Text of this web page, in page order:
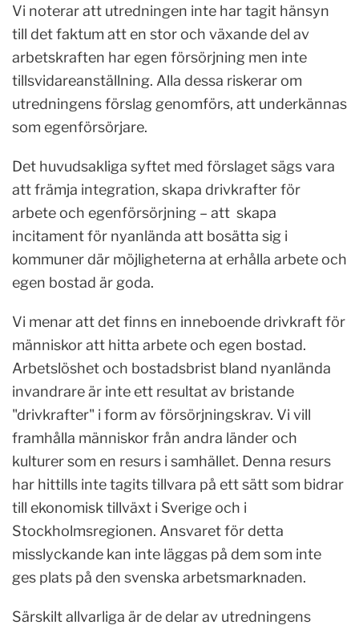
Vi noterar att utredningen inte har tagit hänsyn
till det faktum att en stor och växande del av
arbetskraften har egen försörjning men inte
tillsvidareanställning. Alla dessa riskerar om
utredningens förslag genomförs, att underkännas
som egenförsörjare.
Det huvudsakliga syftet med förslaget sägs vara
att främja integration, skapa drivkrafter för
arbete och egenförsörjning – att skapa
incitament för nyanlända att bosätta sig i
kommuner där möjligheterna at erhålla arbete och
egen bostad är goda.
Vi menar att det finns en inneboende drivkraft för
människor att hitta arbete och egen bostad.
Arbetslöshet och bostadsbrist bland nyanlända
invandrare är inte ett resultat av bristande
"drivkrafter" i form av försörjningskrav. Vi vill
framhålla människor från andra länder och
kulturer som en resurs i samhället. Denna resurs
har hittills inte tagits tillvara på ett sätt som bidrar
till ekonomisk tillväxt i Sverige och i
Stockholmsregionen. Ansvaret för detta
misslyckande kan inte läggas på dem som inte
ges plats på den svenska arbetsmarknaden.
Särskilt allvarliga är de delar av utredningens